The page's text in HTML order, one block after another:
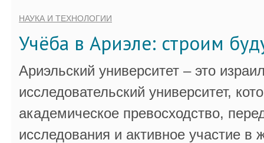
НАУКА И ТЕХНОЛОГИИ
Учёба в Ариэле: строим
Ариэльский университет – это
исследовательский университет,
академическое превосходство,
исследования и активное участие в